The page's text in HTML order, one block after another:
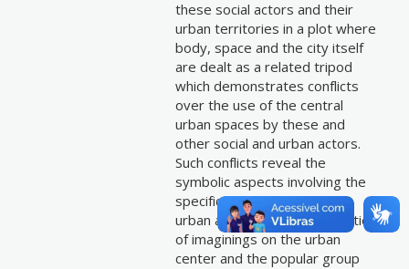
these social actors and their
urban territories in a plot where
body, space and the city itself
are dealt as a related tripod
which demonstrates conflicts
over the use of the central
urban spaces by these and
other social and urban actors.
Such conflicts reveal the
symbolic aspects involving the
specific use of these social
urban actors and the production
of imaginings on the urban
center and the popular group